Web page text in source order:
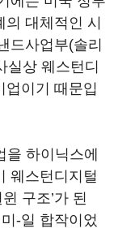
대체적인 시
드사업부(솔리
실상 웨스턴디
업이기 때문입
하이닉스에
웨스턴디지털
구조’가 된
-일 합작이었